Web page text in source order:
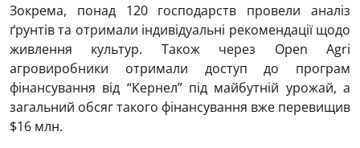
Зокрема, понад 120 господарств провели аналіз
ґрунтів та отримали індивідуальні рекомендації щодо
живлення культур. Також через Open Agri
агровиробники отримали доступ до програм
фінансування від “Кернел” під майбутній урожай, а
загальний обсяг такого фінансування вже перевищив
$16 млн.